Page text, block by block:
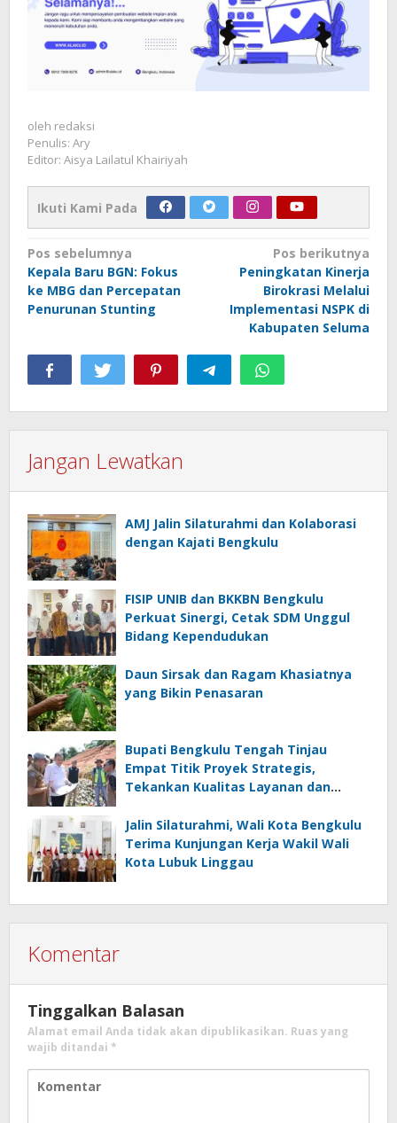
oleh redaksi
Penulis: Ary
Editor: Aisya Lailatul Khairiyah
Ikuti Kami Pada
Navigasi
pos
Pos sebelumnya
Kepala Baru BGN: Fokus
ke MBG dan Percepatan
Penurunan Stunting
Pos berikutnya
Peningkatan Kinerja
Birokrasi Melalui
Implementasi NSPK di
Kabupaten Seluma
Jangan Lewatkan
AMJ Jalin Silaturahmi dan Kolaborasi
dengan Kajati Bengkulu
FISIP UNIB dan BKKBN Bengkulu
Perkuat Sinergi, Cetak SDM Unggul
Bidang Kependudukan
Daun Sirsak dan Ragam Khasiatnya
yang Bikin Penasaran
Bupati Bengkulu Tengah Tinjau
Empat Titik Proyek Strategis,
Tekankan Kualitas Layanan dan
Jalin Silaturahmi, Wali Kota Bengkulu
Terima Kunjungan Kerja Wakil Wali
Kota Lubuk Linggau
Komentar
Tinggalkan Balasan
Alamat email Anda tidak akan dipublikasikan. Ruas yang
wajib ditandai *